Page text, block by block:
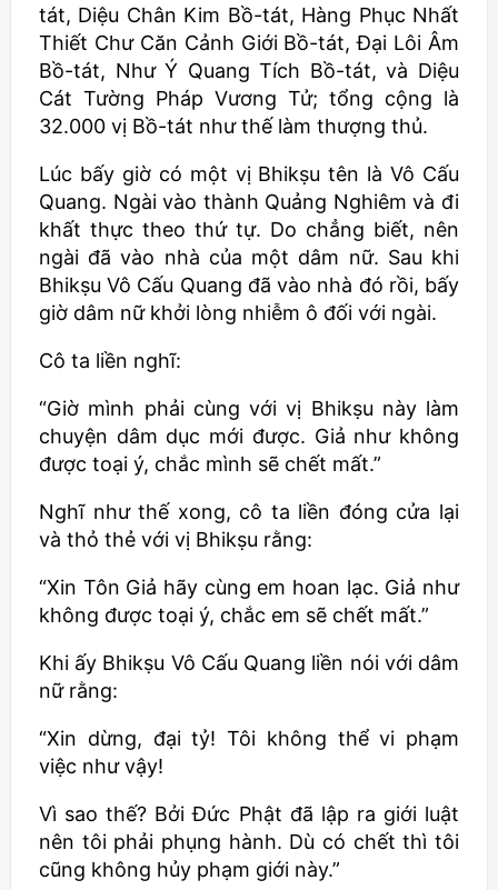
tát, Diệu Chân Kim Bồ-tát, Hàng Phục Nhất
Thiết Chư Căn Cảnh Giới Bồ-tát, Đại Lôi Âm
Bồ-tát, Như Ý Quang Tích Bồ-tát, và Diệu
Cát Tường Pháp Vương Tử; tổng cộng là
32.000 vị Bồ-tát như thế làm thượng thủ.
Lúc bấy giờ có một vị Bhikṣu tên là Vô Cấu
Quang. Ngài vào thành Quảng Nghiêm và đi
khất thực theo thứ tự. Do chẳng biết, nên
ngài đã vào nhà của một dâm nữ. Sau khi
Bhikṣu Vô Cấu Quang đã vào nhà đó rồi, bấy
giờ dâm nữ khởi lòng nhiễm ô đối với ngài.
Cô ta liền nghĩ:
“Giờ mình phải cùng với vị Bhikṣu này làm
chuyện dâm dục mới được. Giả như không
được toại ý, chắc mình sẽ chết mất.”
Nghĩ như thế xong, cô ta liền đóng cửa lại
và thỏ thẻ với vị Bhikṣu rằng:
“Xin Tôn Giả hãy cùng em hoan lạc. Giả như
không được toại ý, chắc em sẽ chết mất.”
Khi ấy Bhikṣu Vô Cấu Quang liền nói với dâm
nữ rằng:
“Xin dừng, đại tỷ! Tôi không thể vi phạm
việc như vậy!
Vì sao thế? Bởi Đức Phật đã lập ra giới luật
nên tôi phải phụng hành. Dù có chết thì tôi
cũng không hủy phạm giới này.”